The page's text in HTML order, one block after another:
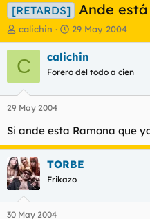
[RETARDS] Ande
I
n
i
c
a
d
o
r
e
l
t
e
m
a
calichin
F
e
c
a
i
n
c
i
o
29 May 2004
C calichin
Forero del todo a cien
29 May 2004
Si ande esta Ramona que
TORBE
Frikazo
30 May 2004